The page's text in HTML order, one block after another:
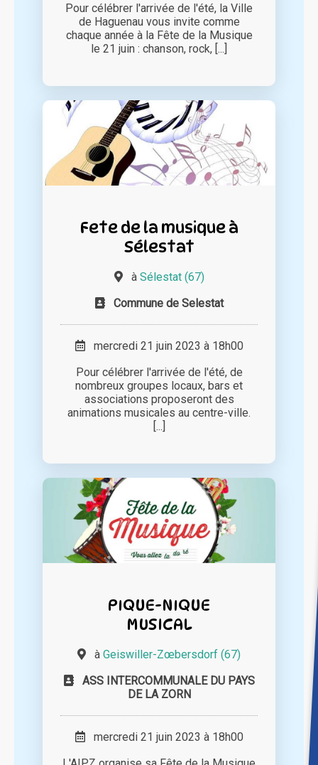
Pour célébrer l'arrivée de l'été, la Ville
de Haguenau vous invite comme
chaque année à la Fête de la Musique
le 21 juin : chanson, rock, [...]
Fete de la musique à
Sélestat
à Sélestat (67)
Commune de Selestat
mercredi 21 juin 2023 à 18h00
Pour célébrer l'arrivée de l'été, de
nombreux groupes locaux, bars et
associations proposeront des
animations musicales au centre-ville.
[...]
PIQUE-NIQUE
MUSICAL
à Geiswiller-Zœbersdorf (67)
ASS INTERCOMMUNALE DU PAYS
DE LA ZORN
mercredi 21 juin 2023 à 18h00